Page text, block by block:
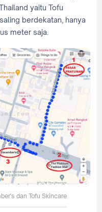
yaitu Tofu
berdekatan, hanya
meter saja.
dan Tofu Skincare